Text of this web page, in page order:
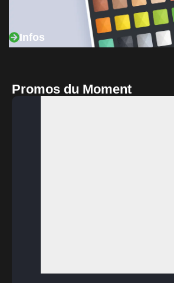
Infos
Promos du Moment